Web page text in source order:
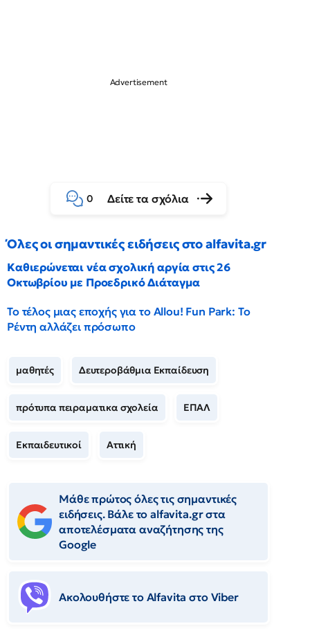
0 Δείτε τα σχόλια
Όλες οι σημαντικές ειδήσεις στο alfavita.gr
Καθιερώνεται νέα σχολική αργία στις 26
Οκτωβρίου με Προεδρικό Διάταγμα
Το τέλος μιας εποχής για το Allou! Fun Park: Το
Ρέντη αλλάζει πρόσωπο
μαθητές Δευτεροβάθμια Εκπαίδευση
πρότυπα πειραματικα σχολεία ΕΠΑΛ
Εκπαιδευτικοί Αττική
Μάθε πρώτος όλες τις σημαντικές
ειδήσεις. Βάλε το alfavita.gr στα
αποτελέσματα αναζήτησης της
Google
Ακολουθήστε το Αlfavita στο Viber